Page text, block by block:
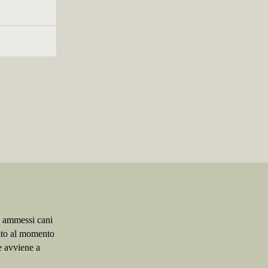
cani
al momento
avviene a